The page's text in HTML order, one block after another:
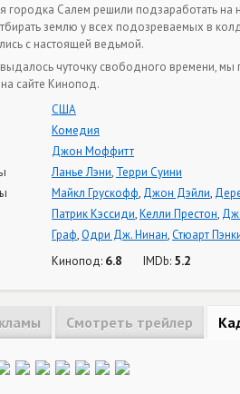
городка Салем решили подзаработать
землю у всех подозреваемых в
с настоящей ведьмой.
выдалось чуточку свободного времени,
сайте Кинопод.
США
Комедия
Джон Моффитт
Ланье Лэни, Терри Суини
Майкл Грускофф, Джон Дэйли,
Патрик Кэссиди,Келли Престон,
Граф,Одри Дж. Нинан,Стюарт
Кинопод: 6.8 IMDb: 5.2
Смотреть трейлер